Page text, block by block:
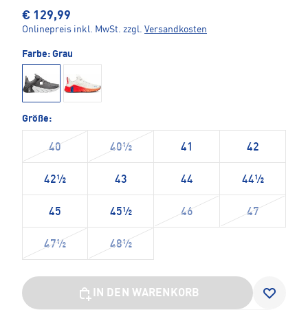
€ 129,99
Onlinepreis inkl. MwSt. zzgl. Versandkosten
Farbe: Grau
Größe:
40 40½ 41 42
42½ 43 44 44½
45 45½ 46 47
47½ 48½
IN DEN WARENKORB